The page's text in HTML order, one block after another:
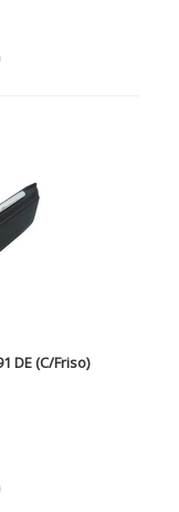
DE (C/Friso)